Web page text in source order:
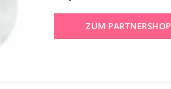
ZUM PARTNERSHOP